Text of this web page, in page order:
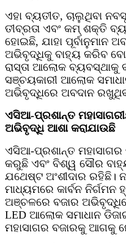
ଏହା ବ୍ୟତୀତ, ଚାଲୁଥିବା
ତୀବ୍ରତା ଏବଂ କମ୍ ଶକ୍ତି
ହୋଇଛି, ଯାହା ପୂର୍ବାନୁମାନ
ଅଭିବୃଦ୍ଧିକୁ ବାହ୍ୟ କରିବ
ରାସ୍ତା ଆଲୋକ ବ୍ୟବସ୍ଥାକୁ
ସଞ୍ଚୟକାରୀ ଆଲୋକ
ଅଭିବୃଦ୍ଧିରେ ଅବଦାନ
ଏସିଆ-ପ୍ରଶାନ୍ତ
ଅଭିବୃଦ୍ଧି ଆଶା କରାଯାଉଛି
ଏସିଆ-ପ୍ରଶାନ୍ତ
କରୁଛି ଏବଂ ବିଶ୍ୱ ସୌର
ଯଥେଷ୍ଟ ଅଂଶୀଦାର ରହିଛି।
ମାଧ୍ୟମରେ କାର୍ବନ ନିର୍ଗମନ
ଅଞ୍ଚଳରେ ବଜାର
LED ଆଲୋକ ସମାଧାନ
ମହାସାଗର ବଜାରକୁ ଆଗକୁ